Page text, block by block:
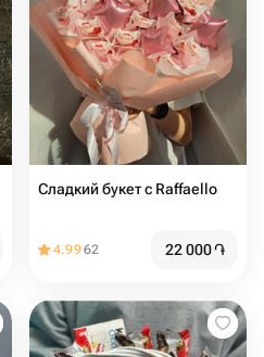
Сладкий букет с Raffaello
4.9962 22 000֏